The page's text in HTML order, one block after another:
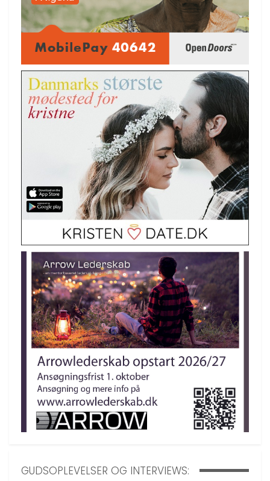
GUDSOPLEVELSER OG INTERVIEWS: